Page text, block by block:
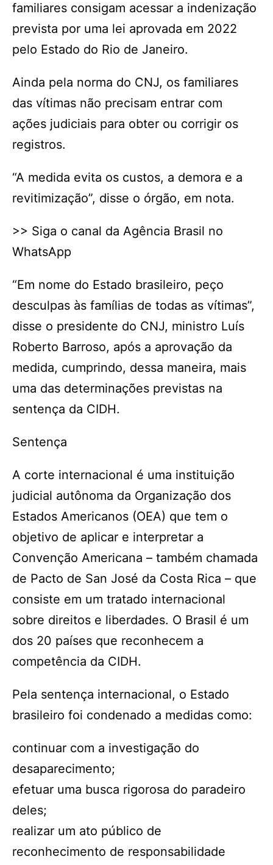
familiares consigam acessar a indenização
prevista por uma lei aprovada em 2022
pelo Estado do Rio de Janeiro.
Ainda pela norma do CNJ, os familiares
das vítimas não precisam entrar com
ações judiciais para obter ou corrigir os
registros.
“A medida evita os custos, a demora e a
revitimização”, disse o órgão, em nota.
>> Siga o canal da Agência Brasil no
WhatsApp
“Em nome do Estado brasileiro, peço
desculpas às famílias de todas as vítimas”,
disse o presidente do CNJ, ministro Luís
Roberto Barroso, após a aprovação da
medida, cumprindo, dessa maneira, mais
uma das determinações previstas na
sentença da CIDH.
Sentença
A corte internacional é uma instituição
judicial autônoma da Organização dos
Estados Americanos (OEA) que tem o
objetivo de aplicar e interpretar a
Convenção Americana – também chamada
de Pacto de San José da Costa Rica – que
consiste em um tratado internacional
sobre direitos e liberdades. O Brasil é um
dos 20 países que reconhecem a
competência da CIDH.
Pela sentença internacional, o Estado
brasileiro foi condenado a medidas como:
continuar com a investigação do
desaparecimento;
efetuar uma busca rigorosa do paradeiro
deles;
realizar um ato público de
reconhecimento de responsabilidade